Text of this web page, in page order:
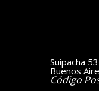
Suipacha
Buenos
Código